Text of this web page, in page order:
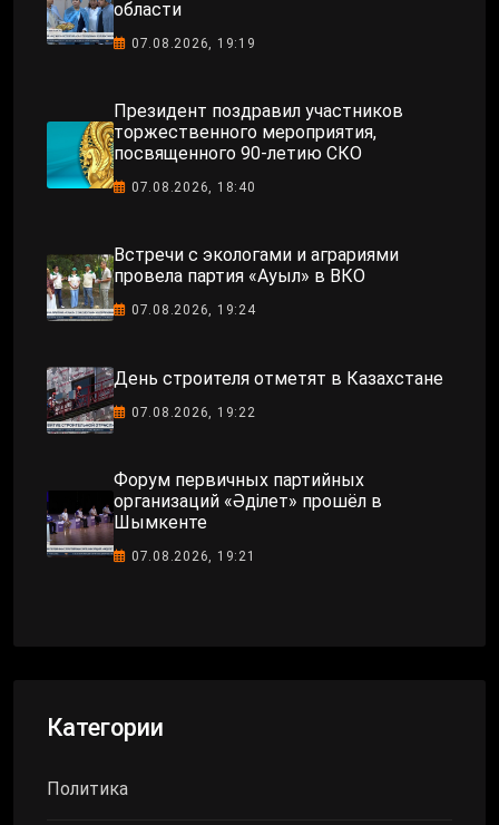
области
07.08.2026, 19:19
Президент поздравил участников
торжественного мероприятия,
посвященного 90-летию СКО
07.08.2026, 18:40
Встречи с экологами и аграриями
провела партия «Ауыл» в ВКО
07.08.2026, 19:24
День строителя отметят в Казахстане
07.08.2026, 19:22
Форум первичных партийных
организаций «Әділет» прошёл в
Шымкенте
07.08.2026, 19:21
Категории
Политика